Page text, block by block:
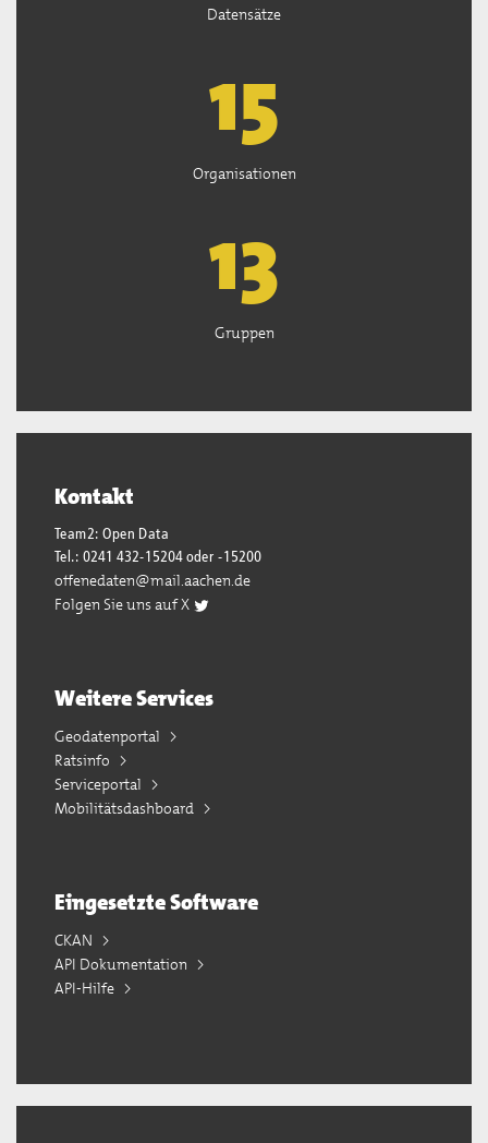
Datensätze
15
Organisationen
13
Gruppen
Kontakt
Team2: Open Data
Tel.: 0241 432-15204 oder -15200
offenedaten@mail.aachen.de
Folgen Sie uns auf X
Weitere Services
Geodatenportal
Ratsinfo
Serviceportal
Mobilitätsdashboard
Eingesetzte Software
CKAN
API Dokumentation
API-Hilfe